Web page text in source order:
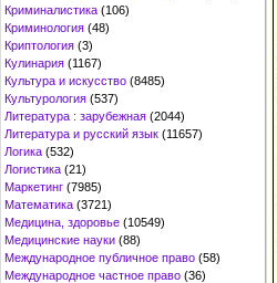
Криминалистика (106)
Криминология (48)
Криптология (3)
Кулинария (1167)
Культура и искусство (8485)
Культурология (537)
Литература : зарубежная (2044)
Литература и русский язык (11657)
Логика (532)
Логистика (21)
Маркетинг (7985)
Математика (3721)
Медицина, здоровье (10549)
Медицинские науки (88)
Международное публичное право (58)
Международное частное право (36)